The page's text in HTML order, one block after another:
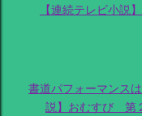
【連続テレビ小
書道パフォーマンス
説】おむすび 第